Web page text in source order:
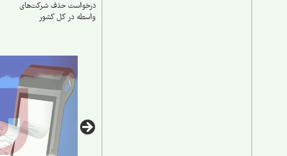
درخواست حذف شرکت‌های
واسطه در کل کشور